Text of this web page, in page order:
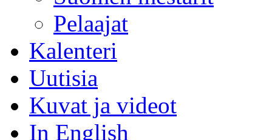
Pelaajat
Kalenteri
Uutisia
Kuvat ja videot
In English